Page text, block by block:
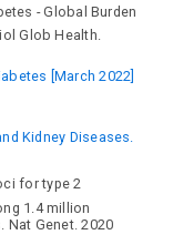
CEP120
CNTNAP2
CUL1
DLEU7 DLK1
EP400
ETV1
FAM227B
- Global Burden
Glob Health.
[March 2022]
Kidney Diseases.
for type 2
1.4 million
Nat Genet. 2020